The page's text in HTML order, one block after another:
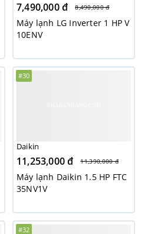
7,490,000 đ 8,490,000 đ
Máy lạnh LG Inverter 1 HP V
10ENV
#30
Daikin
11,253,000 đ 11,390,000 đ
Máy lạnh Daikin 1.5 HP FTC
35NV1V
#32